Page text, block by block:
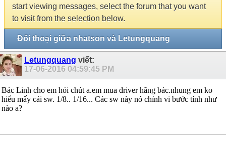
start viewing messages, select the forum that you want
to visit from the selection below.
Đối thoại giữa nhatson và Letungquang
Letungquang viết:
17-06-2016 04:59:45 PM
Bác Linh cho em hỏi chút a.em mua driver hãng bác.nhung em ko
hiểu mấy cái sw. 1/8.. 1/16... Các sw này nó chỉnh vi bước tính như
nào a?